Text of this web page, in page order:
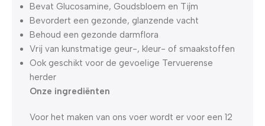
Bevat Glucosamine, Goudsbloem en Tijm
Bevordert een gezonde, glanzende vacht
Behoud een gezonde darmflora
Vrij van kunstmatige geur-, kleur- of smaakstoffen
Ook geschikt voor de gevoelige Tervuerense
herder
Onze ingrediënten
Voor het maken van ons voer wordt er voor een 12